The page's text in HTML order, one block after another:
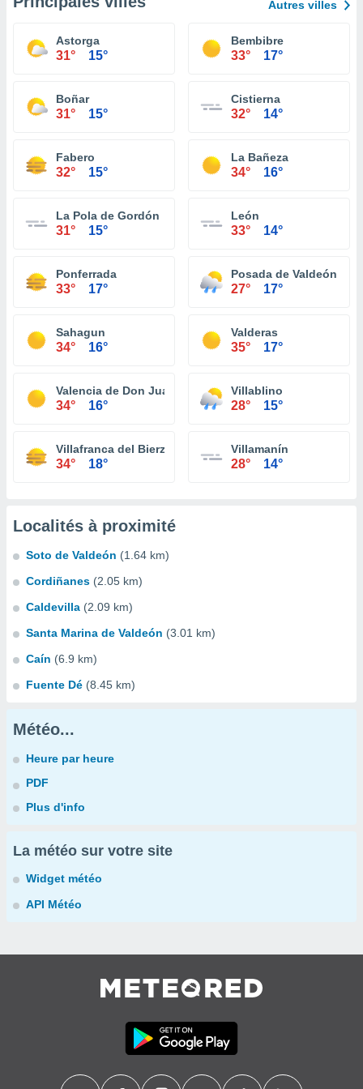
Autres villes
Astorga
31° 15°
Bembibre
33° 17°
Boñar
31° 15°
Cistierna
32° 14°
Fabero
32° 15°
La Bañeza
34° 16°
La Pola de Gordón
31° 15°
León
33° 14°
Ponferrada
33° 17°
Posada de Valdeón
27° 17°
Sahagun
34° 16°
Valderas
35° 17°
Valencia de Don Juan
34° 16°
Villablino
28° 15°
Villafranca del Bierzo
34° 18°
Villamanín
28° 14°
Localités à proximité
Soto de Valdeón (1.64 km)
Cordiñanes (2.05 km)
Caldevilla (2.09 km)
Santa Marina de Valdeón (3.01 km)
Caín (6.9 km)
Fuente Dé (8.45 km)
Météo...
Heure par heure
PDF
Plus d'info
La météo sur votre site
Widget météo
API Météo